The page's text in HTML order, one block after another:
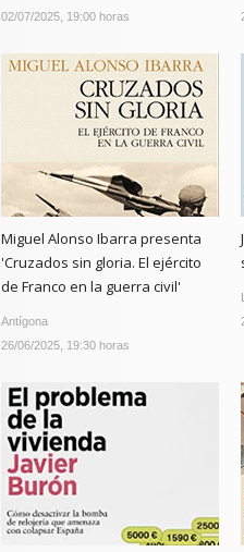
02/07/2025, 19:00 horas
Miguel Alonso Ibarra presenta
'Cruzados sin gloria. El ejército
de Franco en la guerra civil'
Antígona
26/06/2025, 19:30 horas